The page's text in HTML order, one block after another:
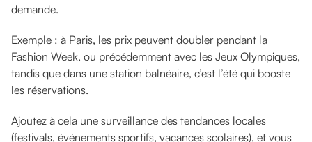
demande.
Exemple : à Paris, les prix peuvent doubler pendant la
Fashion Week, ou précédemment avec les Jeux Olympiques,
tandis que dans une station balnéaire, c’est l’été qui booste
les réservations.
Ajoutez à cela une surveillance des tendances locales
(festivals, événements sportifs, vacances scolaires), et vous